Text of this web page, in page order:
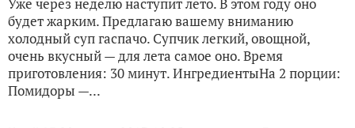
будет жарким. Предлагаю вашему вниманию
холодный суп гаспачо. Супчик легкий, овощной,
очень вкусный — для лета самое оно. Время
приготовления: 30 минут. ИнгредиентыНа 2 порции:
Помидоры —...